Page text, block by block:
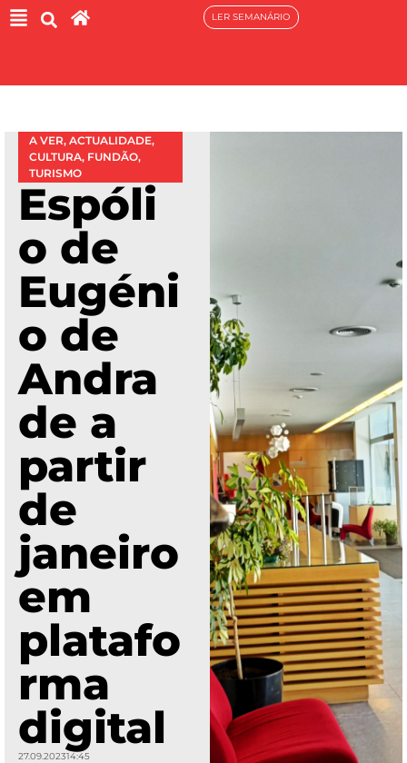
LER SEMANÁRIO
A VER, ACTUALIDADE,
CULTURA, FUNDÃO,
TURISMO
Espóli
o de
Eugéni
o de
Andra
de a
partir
de
janeiro
em
platafo
rma
digital
27.09.202314:45